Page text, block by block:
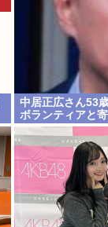
中居正広さん53
ボランティアと